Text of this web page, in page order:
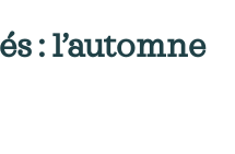
: l’automne